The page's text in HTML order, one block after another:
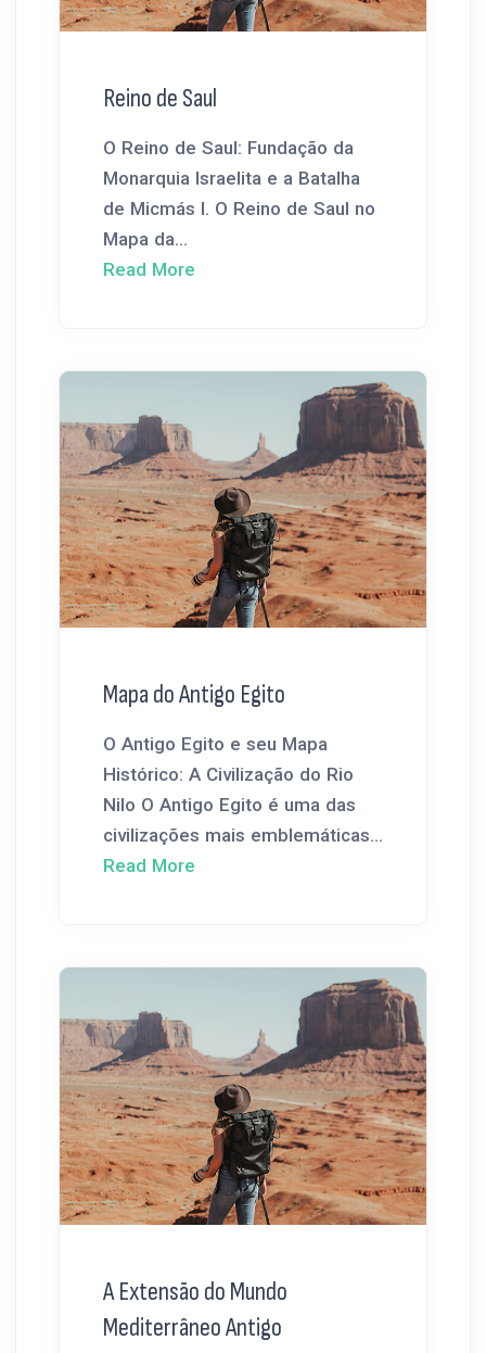
Reino de Saul
O Reino de Saul: Fundação da
Monarquia Israelita e a Batalha
de Micmás I. O Reino de Saul no
Mapa da...
Read More
Mapa do Antigo Egito
O Antigo Egito e seu Mapa
Histórico: A Civilização do Rio
Nilo O Antigo Egito é uma das
civilizações mais emblemáticas...
Read More
A Extensão do Mundo
Mediterrâneo Antigo